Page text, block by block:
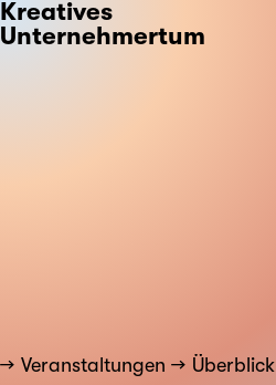
Kreatives
Unternehmertum
Veranstaltungen Überblick